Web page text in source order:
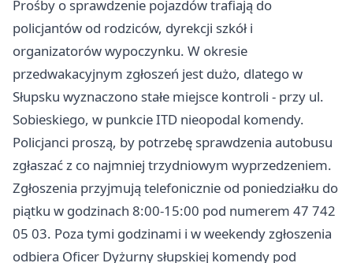
Prośby o sprawdzenie pojazdów trafiają do
policjantów od rodziców, dyrekcji szkół i
organizatorów wypoczynku. W okresie
przedwakacyjnym zgłoszeń jest dużo, dlatego w
Słupsku wyznaczono stałe miejsce kontroli - przy ul.
Sobieskiego, w punkcie ITD nieopodal komendy.
Policjanci proszą, by potrzebę sprawdzenia autobusu
zgłaszać z co najmniej trzydniowym wyprzedzeniem.
Zgłoszenia przyjmują telefonicznie od poniedziałku do
piątku w godzinach 8:00-15:00 pod numerem 47 742
05 03. Poza tymi godzinami i w weekendy zgłoszenia
odbiera Oficer Dyżurny słupskiej komendy pod